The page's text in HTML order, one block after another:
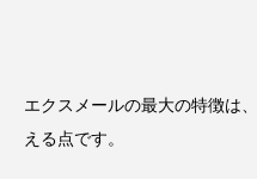
エクスメールの最大の特徴は、
える点です。